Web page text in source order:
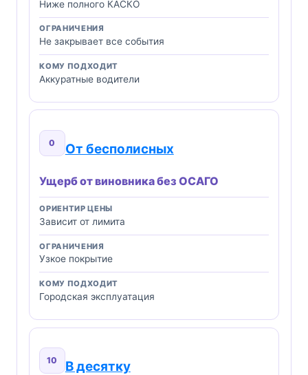
Ниже полного КАСКО
ОГРАНИЧЕНИЯ
Не закрывает все события
КОМУ ПОДХОДИТ
Аккуратные водители
0 От бесполисных
Ущерб от виновника без ОСАГО
ОРИЕНТИР ЦЕНЫ
Зависит от лимита
ОГРАНИЧЕНИЯ
Узкое покрытие
КОМУ ПОДХОДИТ
Городская эксплуатация
10 В десятку